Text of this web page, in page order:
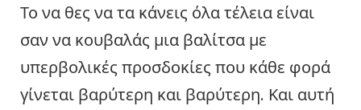
Το να θες να τα κάνεις όλα τέλεια είναι
σαν να κουβαλάς μια βαλίτσα με
υπερβολικές προσδοκίες που κάθε φορά
γίνεται βαρύτερη και βαρύτερη. Και αυτή